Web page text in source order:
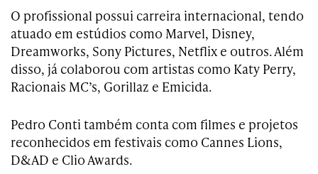
O profissional possui carreira internacional, tendo
atuado em estúdios como Marvel, Disney,
Dreamworks, Sony Pictures, Netflix e outros. Além
disso, já colaborou com artistas como Katy Perry,
Racionais MC’s, Gorillaz e Emicida.
Pedro Conti também conta com filmes e projetos
reconhecidos em festivais como Cannes Lions,
D&AD e Clio Awards.